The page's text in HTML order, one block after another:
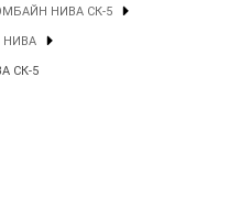
НИВА СК-5
НИВА
СК-5